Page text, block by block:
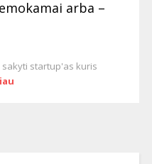
arba –
startup'as kuris